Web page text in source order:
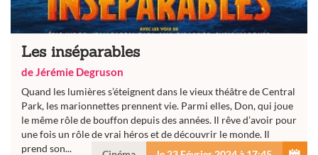
Les inséparables
de Jérémie Degruson
Quand les lumières s’éteignent dans le vieux théâtre de Central
Park, les marionnettes prennent vie. Parmi elles, Don, qui joue
le même rôle de bouffon depuis des années. Il rêve d’avoir pour
une fois un rôle de vrai héros et de découvrir le monde. Il
prend son...